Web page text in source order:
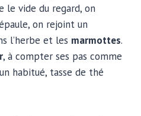
le vide du regard, on
on rejoint un
l’herbe et les marmottes.
, à compter ses pas comme
habitué, tasse de thé